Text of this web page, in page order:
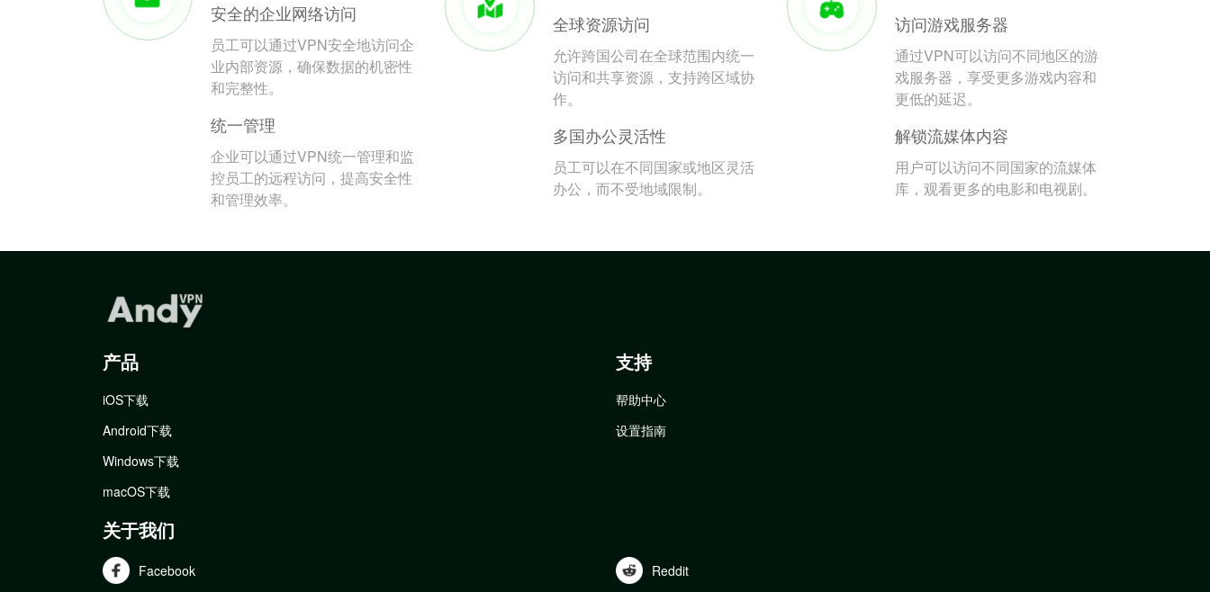
安全的企业网络访问
员工可以通过VPN安全地访问企
业内部资源，确保数据的机密性
和完整性。
统一管理
企业可以通过VPN统一管理和监
控员工的远程访问，提高安全性
和管理效率。
全球资源访问
允许跨国公司在全球范围内统一
访问和共享资源，支持跨区域协
作。
多国办公灵活性
员工可以在不同国家或地区灵活
办公，而不受地域限制。
访问游戏服务器
通过VPN可以访问不同地区的游
戏服务器，享受更多游戏内容和
更低的延迟。
解锁流媒体内容
用户可以访问不同国家的流媒体
库，观看更多的电影和电视剧。
产品
iOS下载
Android下载
Windows下载
macOS下载
支持
帮助中心
设置指南
关于我们
Facebook Reddit